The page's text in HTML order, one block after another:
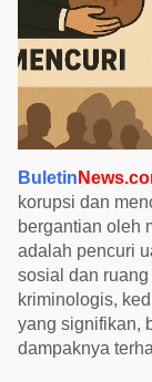
Buletin
korupsi dan
bergantian oleh
adalah pencuri
sosial dan
kriminologis,
yang signifikan,
dampaknya